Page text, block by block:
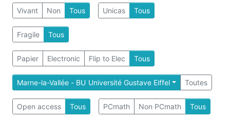
Vivant Non Tous Unicas Tous
Fragile Tous
Papier Electronic Flip to Elec Tous
Marne-la-Vallée - BU Université Gustave Eiffel Toutes
Open access Tous PCmath Non PCmath Tous